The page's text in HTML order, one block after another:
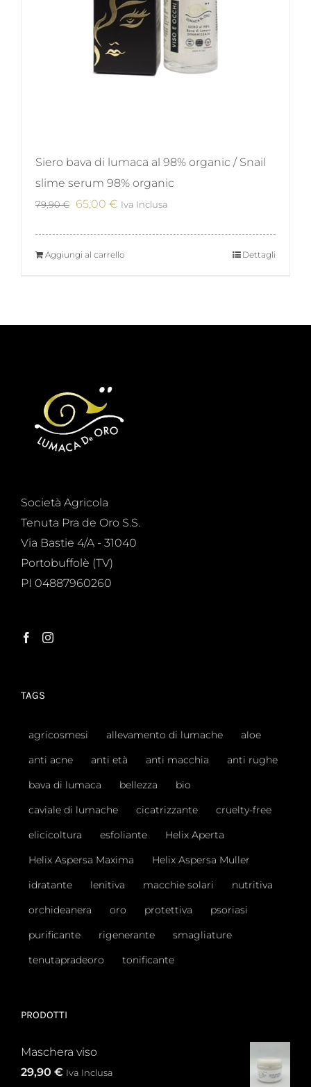
Siero bava di lumaca al 98% organic / Snail
slime serum 98% organic
79,90€
Il
era:
65,00 € IlIva Inclusa
Aggiungi al carrello Dettagli
Società Agricola
Tenuta Pra de Oro S.S.
Via Bastie 4/A - 31040
Portobuffolè (TV)
PI 04887960260
TAGS
agricosmesi allevamento di lumache
aloe
anti acne
anti età anti macchia
anti rughe
bava di lumaca
bellezza
bio
caviale di lumache
cicatrizzante
cruelty-free
elicicoltura
esfoliante
Helix Aperta
Helix Aspersa Maxima
Helix Aspersa Muller
idratante
lenitiva macchie solari
nutritiva
orchideanera
oro protettiva
psoriasi
purificante
rigenerante
smagliature
tenutapradeoro
tonificante
PRODOTTI
Maschera viso
29,90 € Iva Inclusa